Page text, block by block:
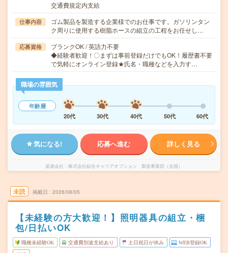
交通費規定内支給
仕事内容
ゴム製品を製造する企業様でのお仕事です。ガソリンタン
ク周りに使用する樹脂ホースの組立の工程をお任せし…
応募資格
ブランクOK / 英語力不要
◆経験者歓迎！〇まずは事前登録だけでもOK！履歴書不要
で気軽にオンライン登録★氏名・職種などを入力す…
職場の雰囲気
年齢層
20代
30代 40代 50代 60代
気になる! 応募へ進む 詳しく見る
派遣会社 株式会社綜合キャリアオプション 製造事業部（全国）
未読 掲載日 2026/08/05
【未経験の方大歓迎！】照明器具の組立・梱
包/日払いOK
職種未経験OK 交通費別途支給あり 土日祝日が休み WEB登録OK